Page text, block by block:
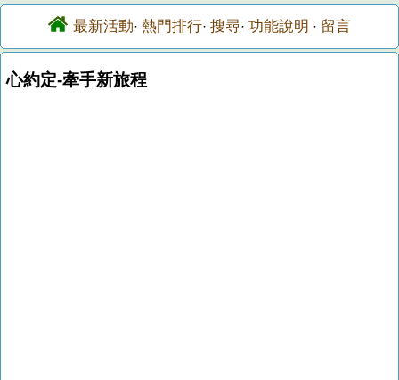
最新活動· 熱門排行· 搜尋· 功能說明 · 留言
心約定-牽手新旅程